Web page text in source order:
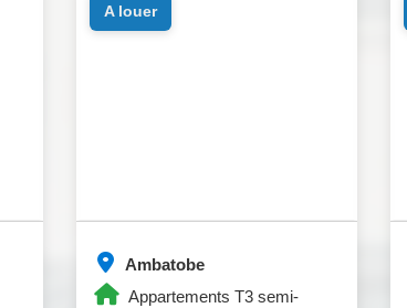
Ambatobe
Appartements T3 semi-
a louer